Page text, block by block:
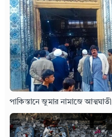
পাকিস্তানে জুমার নামাজে